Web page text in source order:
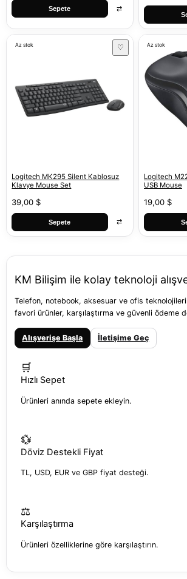
Sepete ⇄
Az stok ♡
Logitech MK295 Silent Kablosuz
Klavye Mouse Set
39,00 $
Sepete ⇄
Az stok
Logitech
USB Mouse
19,00 $
KM Bilişim ile kolay teknoloji
Telefon, notebook, aksesuar ve ofis
favori ürünler, karşılaştırma ve güvenli ödeme
Alışverişe Başla İletişime Geç
🛒
Hızlı Sepet
Ürünleri anında sepete ekleyin.
💱
Döviz Destekli Fiyat
TL, USD, EUR ve GBP fiyat desteği.
⚖️
Karşılaştırma
Ürünleri özelliklerine göre karşılaştırın.